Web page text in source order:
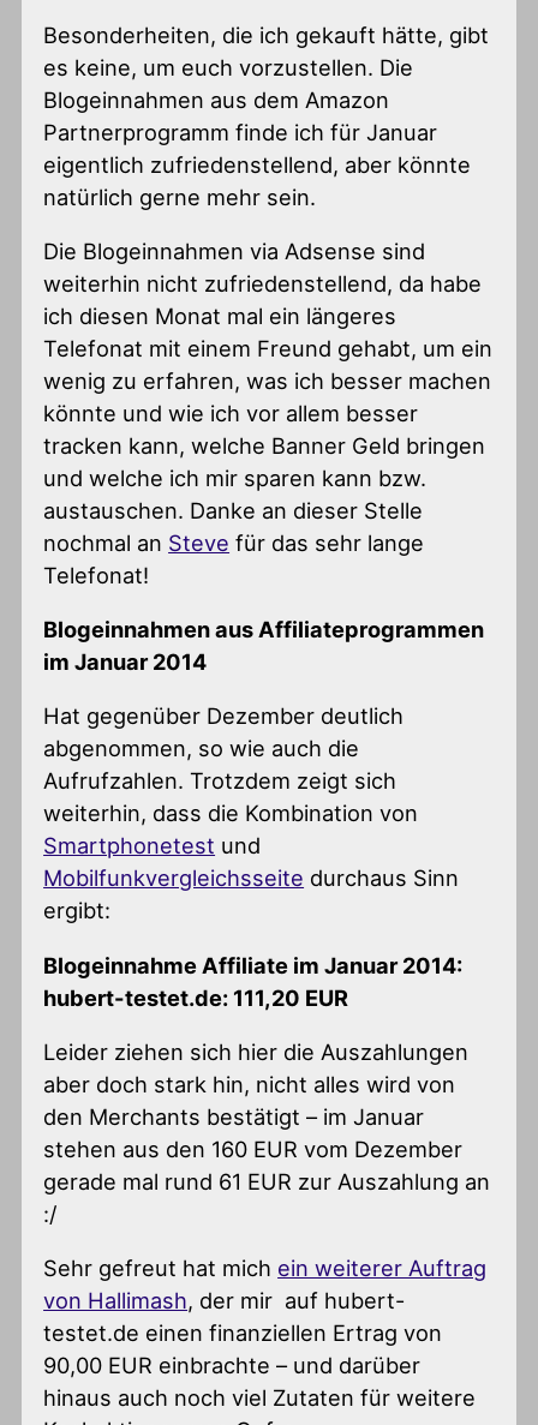
Besonderheiten, die ich gekauft hätte, gibt
es keine, um euch vorzustellen. Die
Blogeinnahmen aus dem Amazon
Partnerprogramm finde ich für Januar
eigentlich zufriedenstellend, aber könnte
natürlich gerne mehr sein.
Die Blogeinnahmen via Adsense sind
weiterhin nicht zufriedenstellend, da habe
ich diesen Monat mal ein längeres
Telefonat mit einem Freund gehabt, um ein
wenig zu erfahren, was ich besser machen
könnte und wie ich vor allem besser
tracken kann, welche Banner Geld bringen
und welche ich mir sparen kann bzw.
austauschen. Danke an dieser Stelle
nochmal an Steve für das sehr lange
Telefonat!
Blogeinnahmen aus Affiliateprogrammen
im Januar 2014
Hat gegenüber Dezember deutlich
abgenommen, so wie auch die
Aufrufzahlen. Trotzdem zeigt sich
weiterhin, dass die Kombination von
Smartphonetest und
Mobilfunkvergleichsseite durchaus Sinn
ergibt:
Blogeinnahme Affiliate im Januar 2014:
hubert-testet.de: 111,20 EUR
Leider ziehen sich hier die Auszahlungen
aber doch stark hin, nicht alles wird von
den Merchants bestätigt – im Januar
stehen aus den 160 EUR vom Dezember
gerade mal rund 61 EUR zur Auszahlung an
:/
Sehr gefreut hat mich ein weiterer Auftrag
von Hallimash, der mir auf hubert-
testet.de einen finanziellen Ertrag von
90,00 EUR einbrachte – und darüber
hinaus auch noch viel Zutaten für weitere